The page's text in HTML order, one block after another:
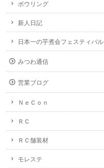
ボウリング
新人日記
日本一の芋煮会フェスティバル
みつわ通信
営業ブログ
ＮｅＣｏｎ
ＲＣ
ＲＣ舗装材
モレステ